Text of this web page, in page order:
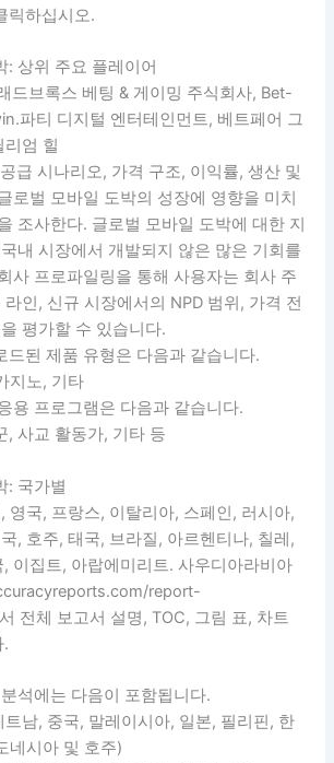
릭하십시오.
: 상위 주요 플레이어
드브록스 베팅 & 게이밍 주식회사, Bet-
파티 디지털 엔터테인먼트, 베트페어 그
리엄 힐
급 시나리오, 가격 구조, 이익률, 생산 및
로벌 모바일 도박의 성장에 영향을 미치
조사한다. 글로벌 모바일 도박에 대한 지
내 시장에서 개발되지 않은 많은 기회를
사 프로파일링을 통해 사용자는 회사 주
인, 신규 시장에서의 NPD 범위, 가격 전
평가할 수 있습니다.
드된 제품 유형은 다음과 같습니다.
지노, 기타
용 프로그램은 다음과 같습니다.
, 사교 활동가, 기타 등
: 국가별
영국, 프랑스, 이탈리아, 스페인, 러시아,
, 호주, 태국, 브라질, 아르헨티나, 칠레,
이집트, 아랍에미리트. 사우디아라비아
report-
전체 보고서 설명, TOC, 그림 표, 차트
.
석에는 다음이 포함됩니다.
트남, 중국, 말레이시아, 일본, 필리핀, 한
네시아 및 호주)